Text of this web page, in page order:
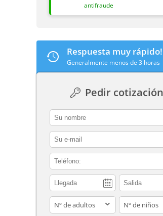
antifraude
Respuesta muy rápido!
Generalmente menos de 3 horas
Pedir
contact_name
contact_email
contact_phone
adults children